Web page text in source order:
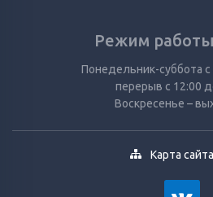
Режим
Понедельник-суббота с
перерыв с 12:00
Воскресенье –
Карта сайта